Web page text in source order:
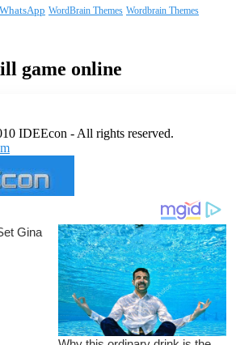
WhatsApp WordBrain Themes Wordbrain Themes
IDEEcon - All rights reserved.